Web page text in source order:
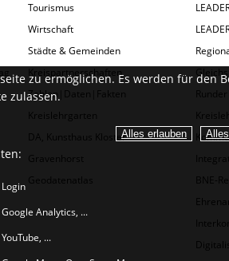
Tourismus
Wirtschaft
Städte & Gemeinden
Kreispartnerschaften
Zahlen|Daten|Fakten
Kreislehrgarten
DA, Kunsthaus Kloster
Gravenhorst
Geodatenatlas
BNE-
zu ermöglichen. Es werden für den
zulassen.
Login
Google Analytics, ...
YouTube, ...